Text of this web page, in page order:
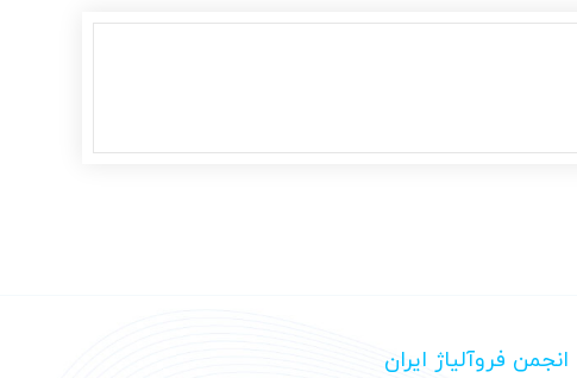
انجمن فروآلیاژ ایران